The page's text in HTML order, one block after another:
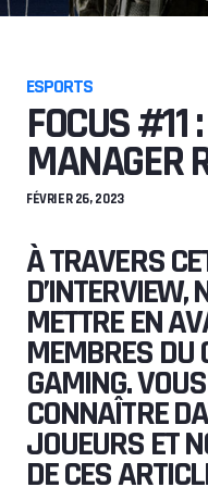
ESPORTS
FOCUS #11
MANAGER
FÉVRIER 26, 2023
À TRAVERS
D’INTERVIEW,
METTRE EN
MEMBRES DU
GAMING.
CONNAÎTRE
JOUEURS ET
DE CES